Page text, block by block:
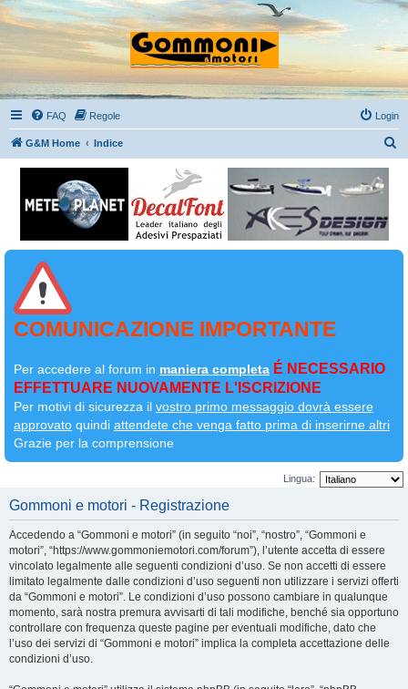
FAQ Regole Login
G&M Home Indice
COMUNICAZIONE IMPORTANTE
Per accedere al forum in maniera completa É NECESSARIO
EFFETTUARE NUOVAMENTE L'ISCRIZIONE
Per motivi di sicurezza il vostro primo messaggio dovrà essere
approvato quindi attendete che venga fatto prima di inserirne altri
Grazie per la comprensione
Lingua:
Gommoni e motori - Registrazione
Accedendo a “Gommoni e motori” (in seguito “noi”, “nostro”, “Gommoni e
motori”, “https://www.gommoniemotori.com/forum”), l’utente accetta di essere
vincolato legalmente alle seguenti condizioni d’uso. Se non accetti di essere
limitato legalmente dalle condizioni d’uso seguenti non utilizzare i servizi offerti
da “Gommoni e motori”. Le condizioni d’uso possono cambiare in qualunque
momento, sarà nostra premura avvisarti di tali modifiche, benché sia opportuno
controllare con frequenza queste pagine per eventuali modifiche, dato che
l’uso dei servizi di “Gommoni e motori” implica la completa accettazione delle
condizioni d’uso.